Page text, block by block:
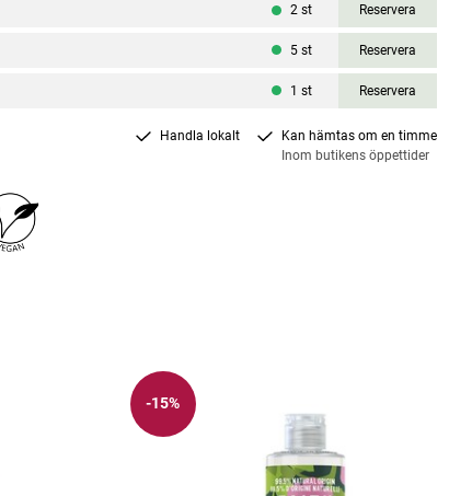
2 st Reservera
5 st Reservera
1 st Reservera
Handla lokalt
Kan hämtas om en timme
Inom butikens öppettider
-15%